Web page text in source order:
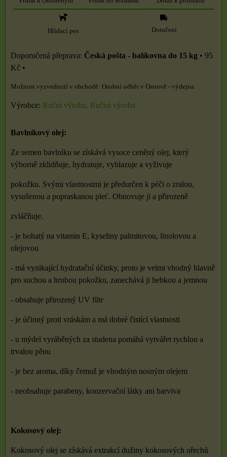
Hlídací pes Doručení
Česká pošta - balíkovna do 15 kg • 95
Kč •
Osobní odběr v Ostrově - výdejna
Výrobce: Ruční výroba, Ručná výroba
Bavlníkový olej:
Ze semen bavlníku se získává vysoce ceněný olej, který
výborně zklidňuje, hydratuje, vyhlazuje a vyživuje
pokožku. Svými vlastnostmi je předurčen k péči o zralou,
vysušenou a popraskanou pleť. Obnovuje ji a přirozeně
zvláčňuje.
- je bohatý na vitamin E, kyseliny palmitovou, linolovou a
olejovou
- má vynikající hydratační účinky, proto je velmi vhodný hlavně
pro suchou a hrubou pokožku, zanechává ji hebkou a jemnou
- obsahuje přirozený UV filtr
- je účinný proti vráskám a má dobré čistící vlastnosti
- u mýdel vyráběných za studena pomáhá vytvářet rychlou a
trvalou pěnu
- je bez aroma, díky čemuž je vhodným nosným olejem
- neobsahuje parabeny, konzervační látky ani barviva
Kokosový olej:
Kokosový olej se získává extrakcí dužiny kokosových ořechů